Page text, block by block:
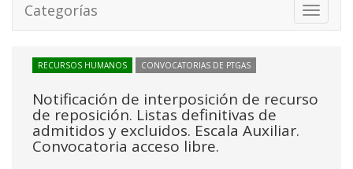
Toggle
Categorías
RECURSOS HUMANOS CONVOCATORIAS DE PTGAS
Notificación de interposición de recurso
de reposición. Listas definitivas de
admitidos y excluidos. Escala Auxiliar.
Convocatoria acceso libre.